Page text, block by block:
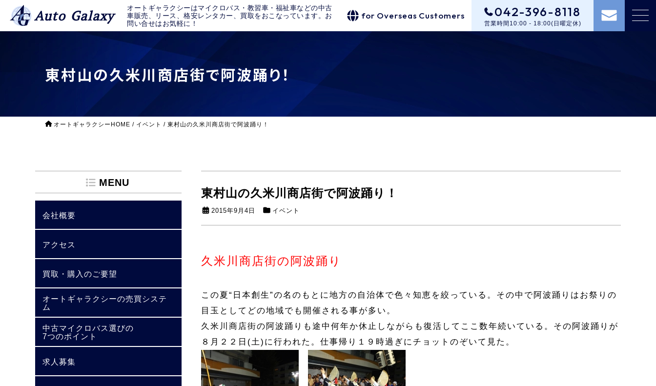
Auto Galaxy
オートギャラクシーはマイクロバス・教習車・福祉車などの中古
車販売、リース、格安レンタカー、買取をおこなっています。お
問い合せはお気軽に！
for Overseas Customers 042-396-8118
営業時間10:00 - 18:00(日曜定休)
東村山の久米川商店街で阿波踊り！
オートギャラクシーHOME / イベント / 東村山の久米川商店街で阿波踊り！
東村山の久米川商店街で阿波踊り！
2015年9月4日 イベント
久米川商店街の阿波踊り
この夏“日本創生”の名のもとに地方の自治体で色々知恵を絞っている。その中で阿波踊りはお祭りの
目玉としてどの地域でも開催される事が多い。
久米川商店街の阿波踊りも途中何年か休止しながらも復活してここ数年続いている。その阿波踊りが
８月２２日(土)に行われた。仕事帰り１９時過ぎにチョットのぞいて見た。
MENU
会社概要
アクセス
買取・購入のご要望
オートギャラクシーの売買システ
ム
中古マイクロバス選びの
7つのポイント
求人募集